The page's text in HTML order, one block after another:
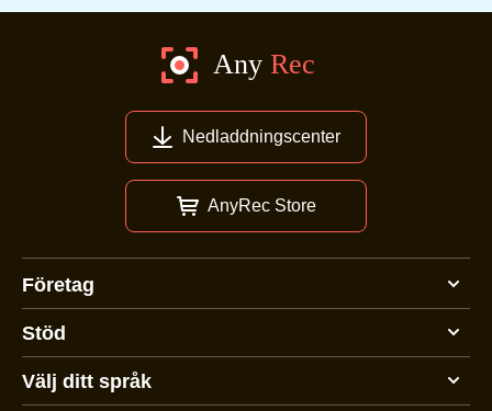
Nedladdningscenter
AnyRec Store
Företag
Stöd
Välj ditt språk